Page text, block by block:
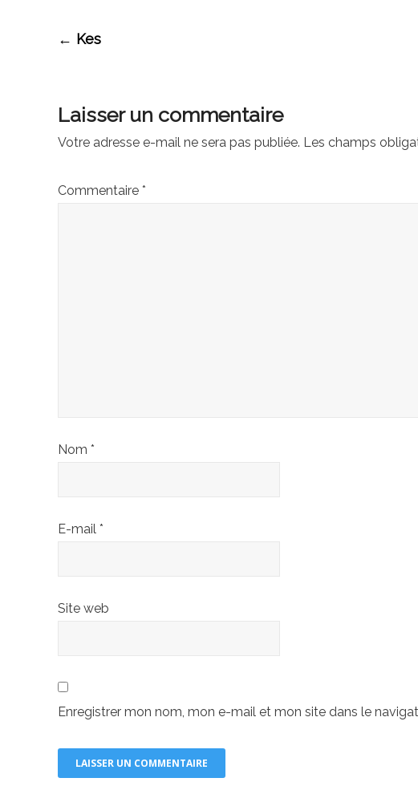
Navigation
articles
← Kes
Laisser un commentaire
Votre adresse e-mail ne sera pas publiée. Les champs
Commentaire *
Nom *
E-mail *
Site web
Enregistrer mon nom, mon e-mail et mon site dans le